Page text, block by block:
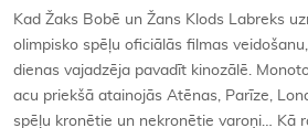
Kad Žaks Bobē un Žans Klods Labreks
olimpisko spēļu oficiālās filmas
dienas vajadzēja pavadīt kinozālē.
acu priekšā atainojās Atēnas, Parīze,
spēļu kronētie un nekronētie varoņi… Kā